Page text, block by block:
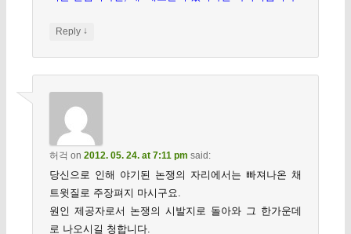
Reply ↓
허걱 on 2012. 05. 24. at 7:11 pm said:
당신으로 인해 야기된 논쟁의 자리에서는 빠져나온 채
트윗질로 주장펴지 마시구요.
원인 제공자로서 논쟁의 시발지로 돌아와 그 한가운데
로 나오시길 청합니다.